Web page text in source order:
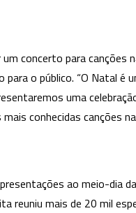
concerto para
o público. “O Natal
uma
conhecidas canções
ao meio-dia da
reuniu mais de 20 mil